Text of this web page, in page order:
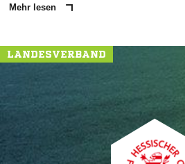
Mehr lesen
LANDESVERBAND